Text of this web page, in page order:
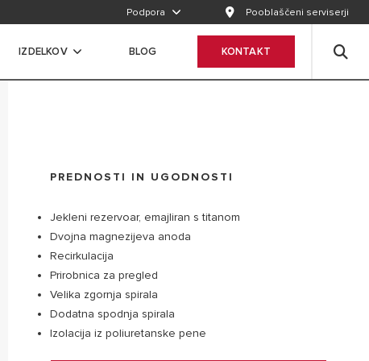
Podpora Pooblaščeni serviserji
IZDELKOV BLOG KONTAKT
PREDNOSTI IN UGODNOSTI
Jekleni rezervoar, emajliran s titanom
Dvojna magnezijeva anoda
Recirkulacija
Prirobnica za pregled
Velika zgornja spirala
Dodatna spodnja spirala
Izolacija iz poliuretanske pene